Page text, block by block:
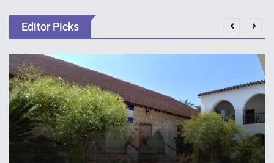
Editor Picks